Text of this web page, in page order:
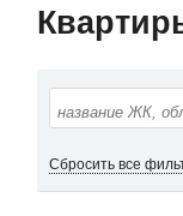
Сбросить все